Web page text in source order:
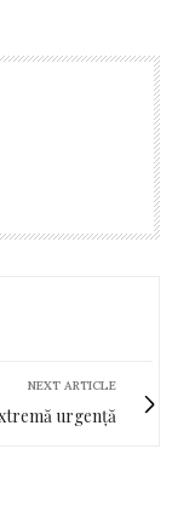
NEXT ARTICLE
urgență